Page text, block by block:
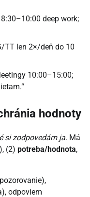
deep work;
len 2×/deň do 10
10:00–15:00;
hodnoty
si zodpovedám ja. Má
(2) potreba/hodnota,
odpoviem